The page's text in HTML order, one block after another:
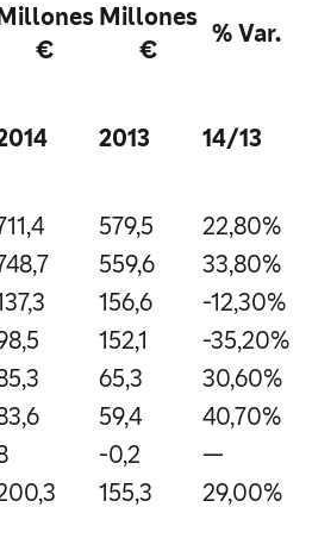
€
Millones
€
% Var.
2013 14/13
579,5
22,80%
559,6
33,80%
156,6
-12,30%
152,1
-35,20%
65,3
30,60%
59,4
40,70%
-0,2
—
155,3 29,00%